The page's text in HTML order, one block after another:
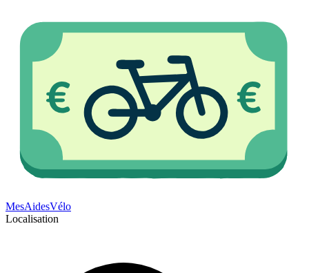
MesAidesVélo
Localisation